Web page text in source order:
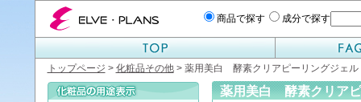
エルベプランズ ELVE-PLANS
商品で探す 成分で探す
トップページ > 化粧品その他> 薬用美白 酵素クリアピーリングジェル
薬用美白 酵素クリア